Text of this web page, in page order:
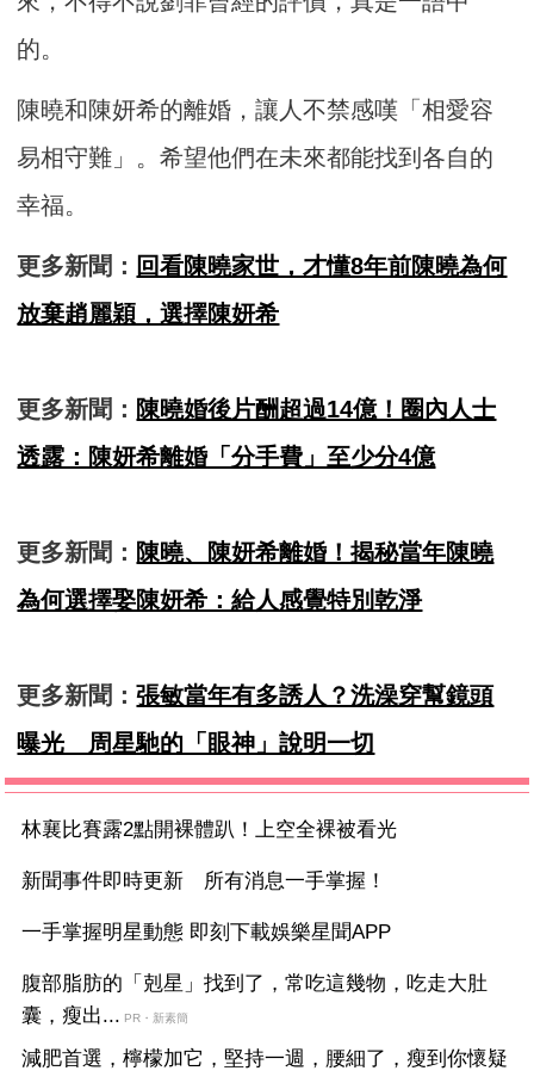
的。
陳曉和陳妍希的離婚，讓人不禁感嘆「相愛容
易相守難」。希望他們在未來都能找到各自的
幸福。
更多新聞： 回看陳曉家世，才懂8年前陳曉為何
放棄趙麗穎，選擇陳妍希
更多新聞： 陳曉婚後片酬超過14億！圈內人士
透露：陳妍希離婚「分手費」至少分4億
更多新聞： 陳曉、陳妍希離婚！揭秘當年陳曉
為何選擇娶陳妍希：給人感覺特別乾淨
更多新聞：張敏當年有多誘人？洗澡穿幫鏡頭
曝光 周星馳的「眼神」說明一切
林襄比賽露2點開裸體趴！上空全裸被看光
新聞事件即時更新 所有消息一手掌握！
一手掌握明星動態 即刻下載娛樂星聞APP
腹部脂肪的「剋星」找到了，常吃這幾物，吃走大肚
囊，瘦出... PR・新素簡
減肥首選，檸檬加它，堅持一週，腰細了，瘦到你懷疑